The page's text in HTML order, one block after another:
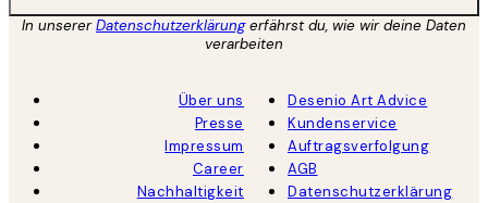
In unsererDatenschutzerklärungerfährst du, wie wir deine Daten
verarbeiten
Über uns
Presse
Impressum
Career
Nachhaltigkeit
Desenio Art Advice
Kundenservice
Auftragsverfolgung
AGB
Datenschutzerklärung